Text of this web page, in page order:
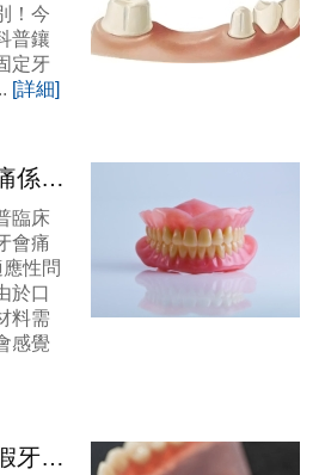
！今
普鑲
定牙
[詳細]
係咩
活動
臨床
會痛
性問
於口
料需
感覺
牙